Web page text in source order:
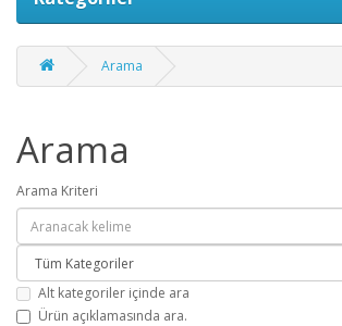
Arama
Arama
Arama Kriteri
Alt kategoriler içinde ara
Ürün açıklamasında ara.